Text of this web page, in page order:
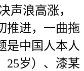
声浪高涨，
推进，一曲拖
是中国人本人
25岁）、漆某